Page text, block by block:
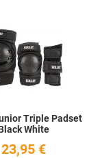
Triple Padset
White
23,95 €